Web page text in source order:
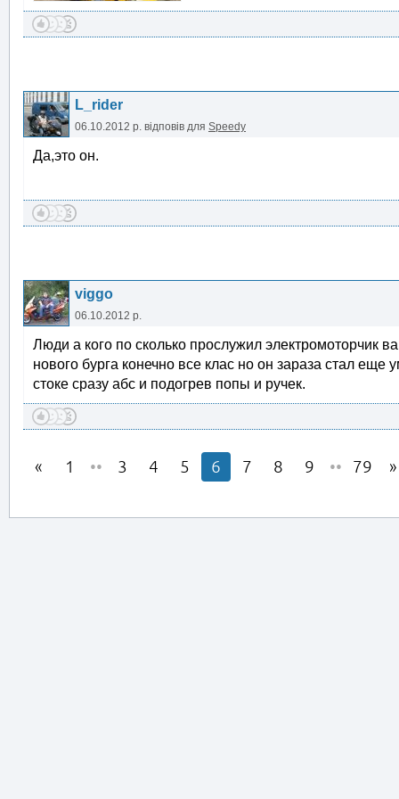
L_rider
06.10.2012 р. відповів для Speedy
Да,это он.
viggo
06.10.2012 р.
Люди а кого по сколько прослужил электромоторчик
нового бурга конечно все клас но он зараза стал
стоке сразу абс и подогрев попы и ручек.
1 •• 3 4 5 6 7 8 9 •• 79